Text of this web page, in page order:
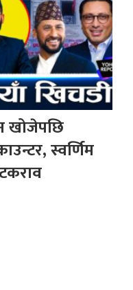
खोजेपछि
स्वर्णिम